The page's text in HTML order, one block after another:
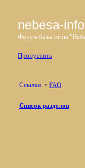
nebesa-
Форум базы игры
Пропустить
Ссылки FAQ
Список разделов